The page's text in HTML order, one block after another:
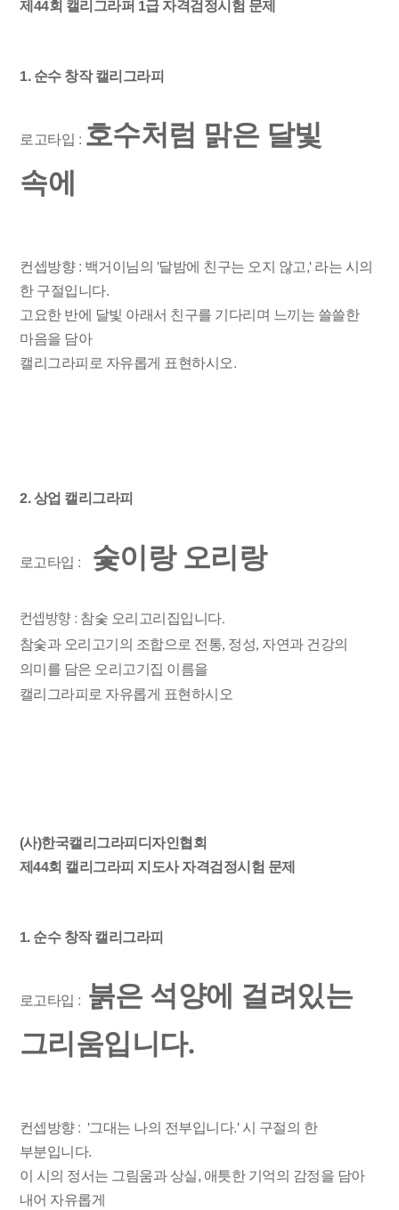
제44회 캘리그라퍼 1급 자격검정시험 문제
1. 순수 창작 캘리그라피
로고타입 : 호수처럼 맑은 달빛
속에
컨셉방향 : 백거이님의 '달밤에 친구는 오지 않고,' 라는 시의
한 구절입니다.
고요한 반에 달빛 아래서 친구를 기다리며 느끼는 쓸쓸한
마음을 담아
캘리그라피로 자유롭게 표현하시오.
2. 상업 캘리그라피
로고타입 : 숯이랑 오리랑
컨셉방향 : 참숯 오리고리집입니다.
참숯과 오리고기의 조합으로 전통, 정성, 자연과 건강의
의미를 담은 오리고기집 이름을
캘리그라피로 자유롭게 표현하시오
(사)한국캘리그라피디자인협회
제44회 캘리그라피 지도사 자격검정시험 문제
1. 순수 창작 캘리그라피
로고타입 : 붉은 석양에 걸려있는
그리움입니다.
컨셉방향 : '그대는 나의 전부입니다.' 시 구절의 한
부분입니다.
이 시의 정서는 그림움과 상실, 애틋한 기억의 감정을 담아
내어 자유롭게